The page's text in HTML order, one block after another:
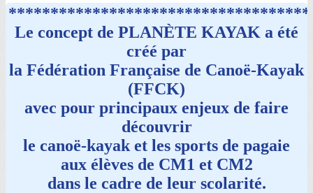
************************************
Le concept de PLANÈTE KAYAK a été
créé par
la Fédération Française de Canoë-Kayak
(FFCK)
avec pour principaux enjeux de faire
découvrir
le canoë-kayak et les sports de pagaie
aux élèves de CM1 et CM2
dans le cadre de leur scolarité.